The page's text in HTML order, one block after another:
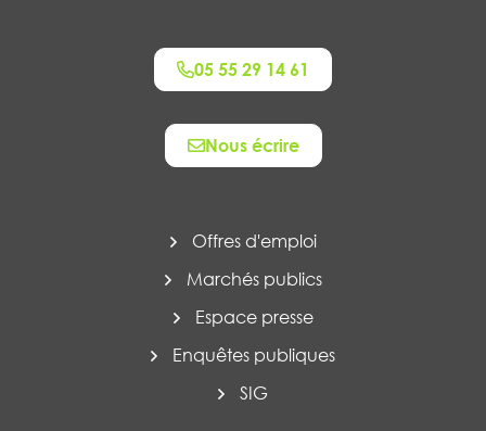
05 55 29 14 61
Nous écrire
Offres d'emploi
Marchés publics
Espace presse
Enquêtes publiques
SIG